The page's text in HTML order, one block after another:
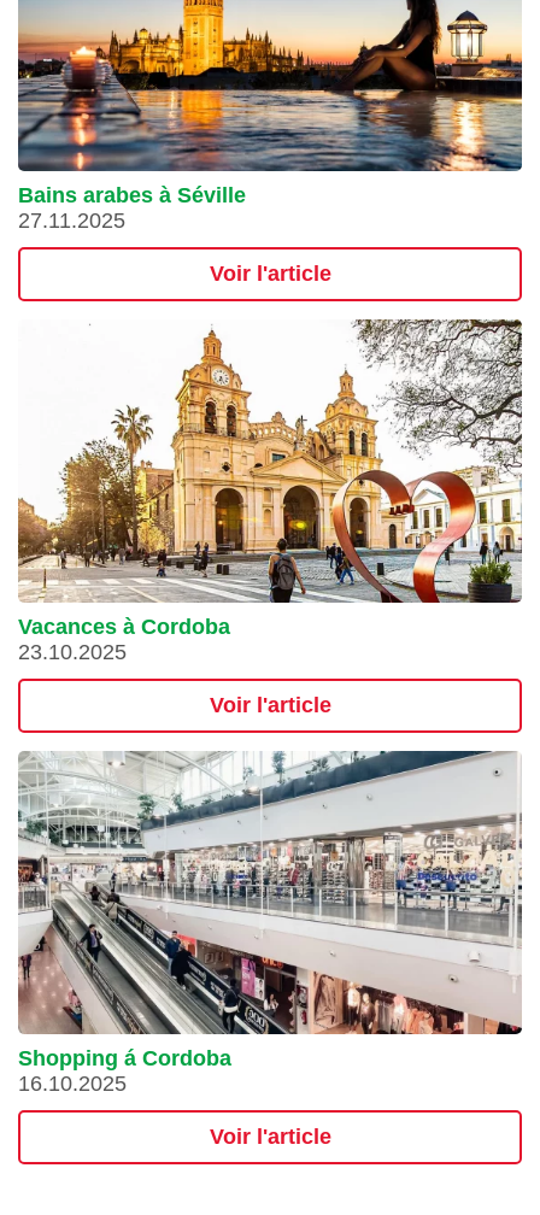
Bains arabes à Séville
27.11.2025
Voir l'article
Vacances à Cordoba
23.10.2025
Voir l'article
Shopping á Cordoba
16.10.2025
Voir l'article